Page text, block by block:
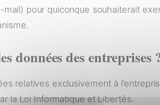
mail) pour quiconque souhaiterait
données des entreprises
relatives exclusivement à
la Loi Informatique et Libertés.